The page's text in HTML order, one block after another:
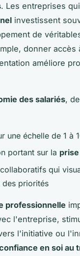
. Les entreprises
investissent
de
donner
améliore
des salariés,
une échelle de 1 à
portant sur la
qui
des priorités
professionnelle
l'entreprise,
l'initiative ou
en soi au